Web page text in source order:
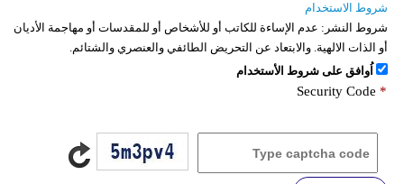
شروط الاستخدام
شروط النشر: عدم الإساءة للكاتب أو للأشخاص أو للمقدسات أو مهاجمة الأديان
أو الذات الالهية. والابتعاد عن التحريض الطائفي والعنصري والشتائم.
اُوافق على شروط الأستخدام
Security Code *